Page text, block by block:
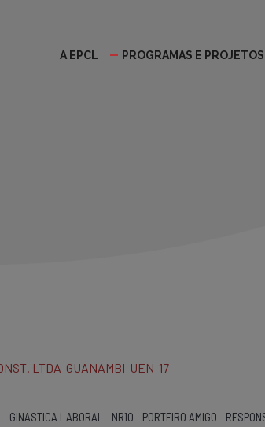
A EPCL PROGRAMAS E PROJETOS
GINASTICA LABORAL NR10 PORTEIRO AMIGO